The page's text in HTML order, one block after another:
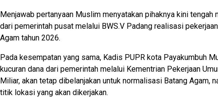
Menjawab pertanyaan Muslim menyatakan pihaknya kini tengah
dari pemerintah pusat melalui BWS.V Padang realisasi
Agam tahun 2026.
Pada kesempatan yang sama, Kadis PUPR kota Payakumbuh
kucuran dana dari pemerintah melalui Kementrian Pekerjaan
Miliar, akan tetap dibelanjakan untuk normalisasi Batang Agam,
titik lokasi yang akan dikerjakan.